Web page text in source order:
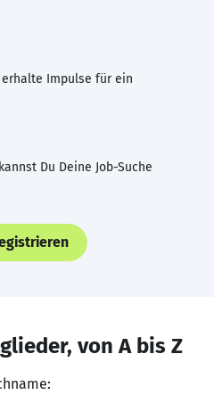
Impulse für ein
Du Deine Job-Suche
von A bis Z